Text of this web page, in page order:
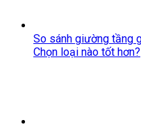
So sánh giường tầng
Chọn loại nào tốt hơn?